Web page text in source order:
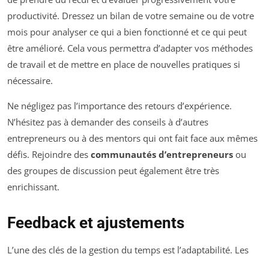
productivité. Dressez un bilan de votre semaine ou de votre
mois pour analyser ce qui a bien fonctionné et ce qui peut
être amélioré. Cela vous permettra d’adapter vos méthodes
de travail et de mettre en place de nouvelles pratiques si
nécessaire.
Ne négligez pas l’importance des retours d’expérience.
N’hésitez pas à demander des conseils à d’autres
entrepreneurs ou à des mentors qui ont fait face aux mêmes
défis. Rejoindre des communautés d’entrepreneurs ou
des groupes de discussion peut également être très
enrichissant.
Feedback et ajustements
L’une des clés de la gestion du temps est l’adaptabilité. Les